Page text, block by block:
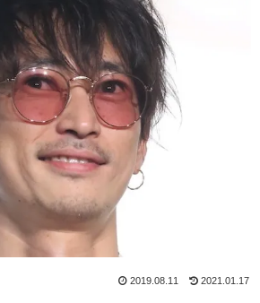
2019.08.11 2021.01.17